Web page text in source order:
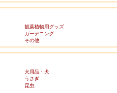
観葉植物用グッズ
ガーデニング
その他
犬用品・犬
うさぎ
昆虫